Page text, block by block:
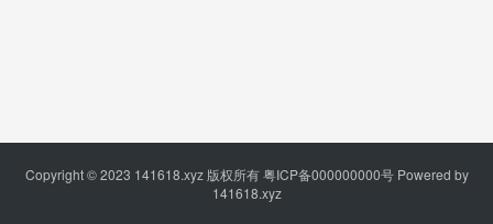
Copyright © 2023 141618.xyz版权所有粤ICP备000000000号Powered by
141618.xyz